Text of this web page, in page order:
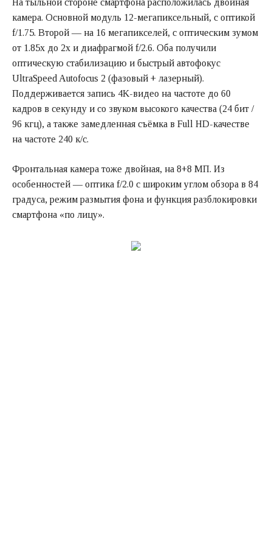
На тыльной стороне смартфона расположилась двойная
камера. Основной модуль 12-мегапиксельный, с оптикой
f/1.75. Второй — на 16 мегапикселей, с оптическим зумом
от 1.85x до 2x и диафрагмой f/2.6. Оба получили
оптическую стабилизацию и быстрый автофокус
UltraSpeed Autofocus 2 (фазовый + лазерный).
Поддерживается запись 4K-видео на частоте до 60
кадров в секунду и со звуком высокого качества (24 бит /
96 кгц), а также замедленная съёмка в Full HD-качестве
на частоте 240 к/с.
Фронтальная камера тоже двойная, на 8+8 МП. Из
особенностей — оптика f/2.0 с широким углом обзора в 84
градуса, режим размытия фона и функция разблокировки
смартфона «по лицу».